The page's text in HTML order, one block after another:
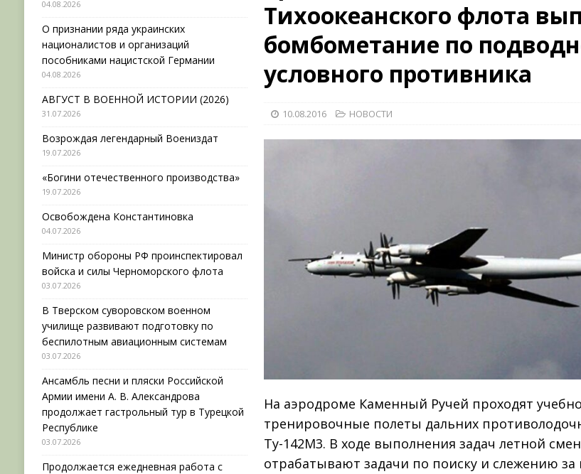
«Богини отечественного производства»
[ 04.08.2026 ] Район плавания – неограничен КРАСНАЯ ЗВЕЗДА
Тихоокеанского флота
бомбометание по
условного противника
10.08.2016 НОВОСТИ
На аэродроме Каменный Ручей проходят
тренировочные полеты дальних
Ту-142М3. В ходе выполнения задач летной
отрабатывают задачи по поиску и слежению за
04.08.2026
О признании ряда украинских
националистов и организаций
пособниками нацистской Германии
04.08.2026
АВГУСТ В ВОЕННОЙ ИСТОРИИ (2026)
31.07.2026
Возрождая легендарный Воениздат
19.07.2026
«Богини отечественного производства»
19.07.2026
Освобождена Константиновка
04.07.2026
Министр обороны РФ проинспектировал
войска и силы Черноморского флота
03.07.2026
В Тверском суворовском военном
училище развивают подготовку по
беспилотным авиационным системам
03.07.2026
Ансамбль песни и пляски Российской
Армии имени А. В. Александрова
продолжает гастрольный тур в Турецкой
Республике
03.07.2026
Продолжается ежедневная работа с